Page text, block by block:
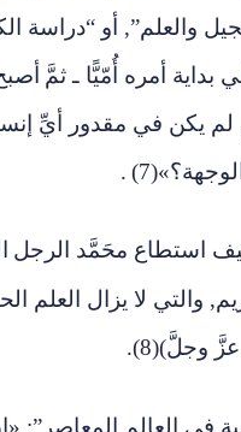
والعلم”, أو “دراسة
أمره أُمّيًّا ـ ثمَّ
لم يكن في مقدور أيِّ
.
والتي لا يزال العلم
عزَّ وجلَّ)(8).
في العالم المعاصر”: